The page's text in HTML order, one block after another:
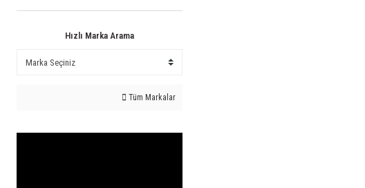
Hızlı Marka Arama
Tüm Markalar